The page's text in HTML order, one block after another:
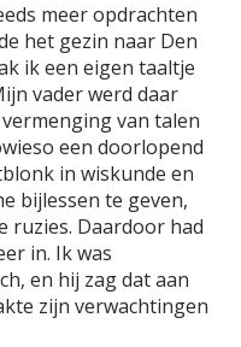
meer opdrachten
het gezin naar Den
ik een eigen taaltje
vader werd daar
van talen
een doorlopend
in wiskunde en
bijlessen te geven,
ruzies. Daardoor had
in. Ik was
en hij zag dat aan
zijn verwachtingen